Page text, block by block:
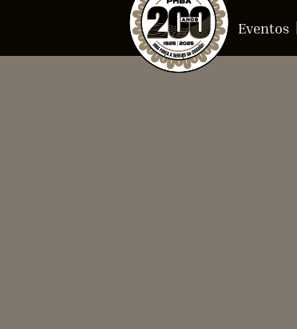
Eventos